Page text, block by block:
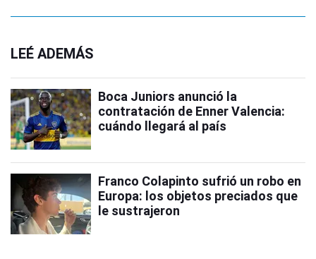
LEÉ ADEMÁS
Boca Juniors anunció la
contratación de Enner Valencia:
cuándo llegará al país
Franco Colapinto sufrió un robo en
Europa: los objetos preciados que
le sustrajeron